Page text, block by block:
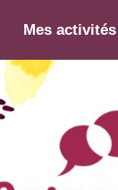
Mes activités